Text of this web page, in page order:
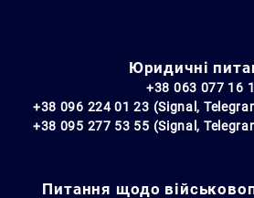
Юридичні
+38 063 077 16
+38 096 224 01 23 (Signal,
+38 095 277 53 55 (Signal,
Питання щодо